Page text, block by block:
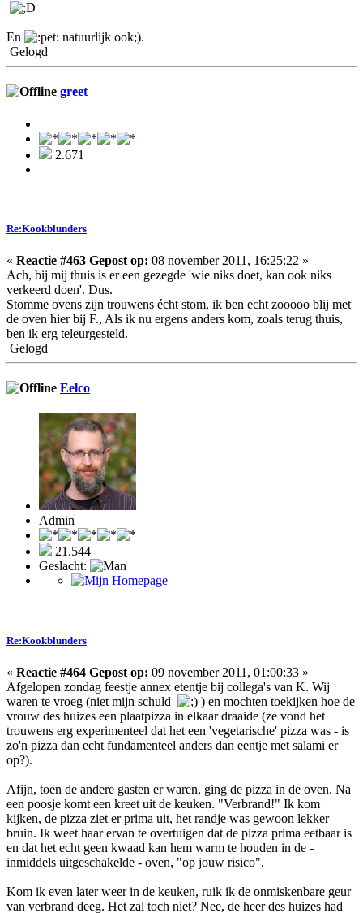
En
natuurlijk ook;).
Gelogd
greet
2.671
Re:Kookblunders
« Reactie #463 Gepost op: 08 november 2011, 16:25:22 »
Ach, bij mij thuis is er een gezegde 'wie niks doet, kan ook niks
verkeerd doen'. Dus.
Stomme ovens zijn trouwens écht stom, ik ben echt zooooo blij met
de oven hier bij F., Als ik nu ergens anders kom, zoals terug thuis,
ben ik erg teleurgesteld.
Gelogd
Eelco
Admin
21.544
Geslacht:
Re:Kookblunders
« Reactie #464 Gepost op: 09 november 2011, 01:00:33 »
Afgelopen zondag feestje annex etentje bij collega's van K. Wij
waren te vroeg (niet mijn schuld
) en mochten toekijken hoe de
vrouw des huizes een plaatpizza in elkaar draaide (ze vond het
trouwens erg experimenteel dat het een 'vegetarische' pizza was - is
zo'n pizza dan echt fundamenteel anders dan eentje met salami er
op?).
Afijn, toen de andere gasten er waren, ging de pizza in de oven. Na
een poosje komt een kreet uit de keuken. "Verbrand!" Ik kom
kijken, de pizza ziet er prima uit, het randje was gewoon lekker
bruin. Ik weet haar ervan te overtuigen dat de pizza prima eetbaar is
en dat het echt geen kwaad kan hem warm te houden in de -
inmiddels uitgeschakelde - oven, "op jouw risico".
Kom ik even later weer in de keuken, ruik ik de onmiskenbare geur
van verbrand deeg. Het zal toch niet? Nee, de heer des huizes had